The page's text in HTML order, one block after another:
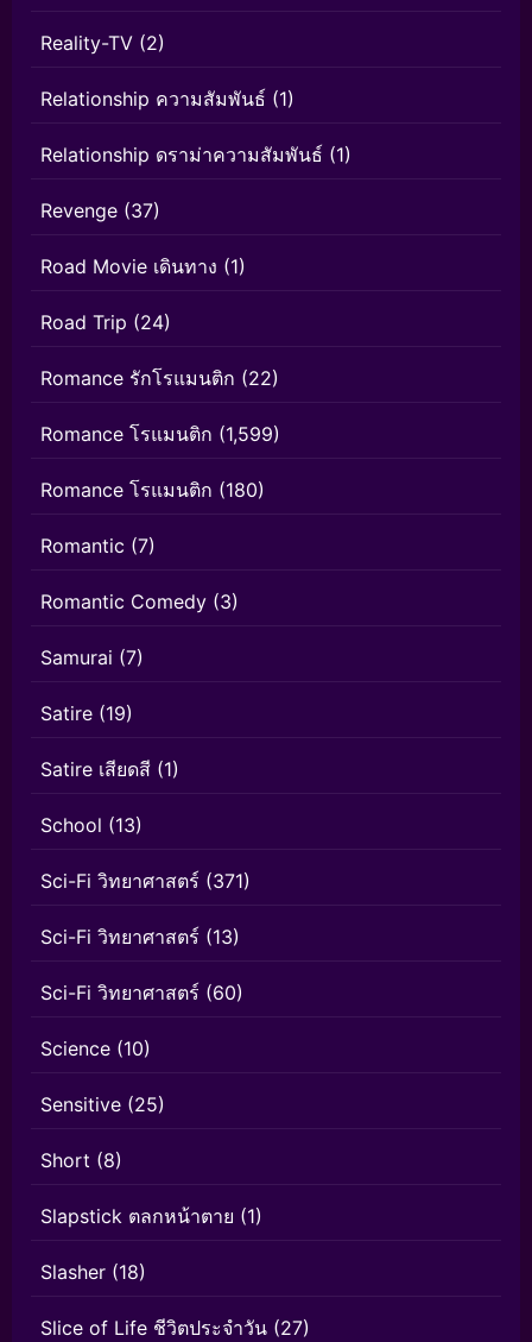
Reality-TV (2)
Relationship ความสัมพันธ์ (1)
Relationship ดราม่าความสัมพันธ์ (1)
Revenge (37)
Road Movie เดินทาง (1)
Road Trip (24)
Romance รักโรแมนติก (22)
Romance โรแมนติก (1,599)
Romance โรแมนติก (180)
Romantic (7)
Romantic Comedy (3)
Samurai (7)
Satire (19)
Satire เสียดสี (1)
School (13)
Sci-Fi วิทยาศาสตร์ (371)
Sci-Fi วิทยาศาสตร์ (13)
Sci-Fi วิทยาศาสตร์ (60)
Science (10)
Sensitive (25)
Short (8)
Slapstick ตลกหน้าตาย (1)
Slasher (18)
Slice of Life ชีวิตประจำวัน (27)